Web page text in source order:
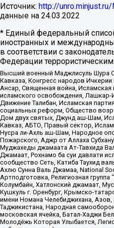
Источник: http://
данные на 24.03.2022
* Единый федеральный
иностранных и
в соответствии с
Федерации
Высший военный Маджлисуль Шура
Кавказа, Конгресс народов Ичкерии
Ансар, Священная война, Исламская
исламского освобождения, Лашкар-
Движение Талибан, Исламская
социальных реформ, Общество
Дом двух святых, Джунд аш-Шам,
Кавказ, АБТО, Правый сектор,
Нусра ли-Ахль аш-Шам, Народное
Пожарского, Аджр от Аллаха
Муджахеды джамаата Ат-Тавхида
Джамаат, Рохнамо ба суи давлати
сообщество Сеть, Катиба Таухид
Ахлю Сунна Валь Джамаа, National
Артподготовка, Религиозная группа
Колумбайн, Хатлонский джамаат,
Кушкуль г. Оренбург, Крымско-
имени Номана Челебиджихана,
Таджикистана, Народная
московская ячейка, Батал-Хаджи
Молодёжь Которая Улыбается,